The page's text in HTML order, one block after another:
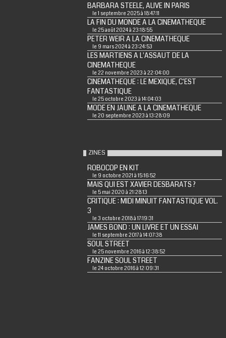
BARBARA STEELE, ALIVE IN PARIS
le 1 septembre 2025 à 18:47:11
LA FIN DU MONDE A LA CINEMATHEQUE
le 25 août 2024 à 23:18:55
PETER WEIR A LA CINEMATHEQUE
le 9 mars 2024 à 23:24:53
LES MARTIENS A L'ASSAUT DE LA
CINEMATHEQUE
le 22 novembre 2023 à 22:04:00
CINEMATHEQUE : LE MEXIQUE, C'EST
FANTASTIQUE
le 25 octobre 2023 à 14:04:03
MODE EN JAUNE A LA CINEMATHEQUE
le 20 septembre 2023 à 13:28:09
ZINES
ROBOCOP EN KIT
le 9 octobre 2021 à 15:16:52
MAIS QUI EST XAVIER DESBARATS ?
le 5 mai 2020 à 21:28:13
CRITIQUE : MIDI MINUIT FANTASTIQUE VOL.
3
le 3 octobre 2018 à 17:19:31
JAMES BOND : UN LIVRE ET UN ESSAI
le 11 septembre 2017 à 14:07:38
SOUL STREET
le 25 novembre 2016 à 12:38:52
FANZINE SOUL STREET
le 24 octobre 2016 à 12:09:31